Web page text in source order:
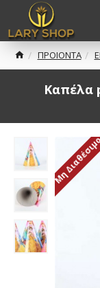
ΠΡΟΙΟΝΤΑ
Καπέλα
Μη